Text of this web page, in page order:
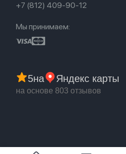
+7 (812) 409-90-12
Мы принимаем:
5на Яндекс карты
на основе 803 отзывов